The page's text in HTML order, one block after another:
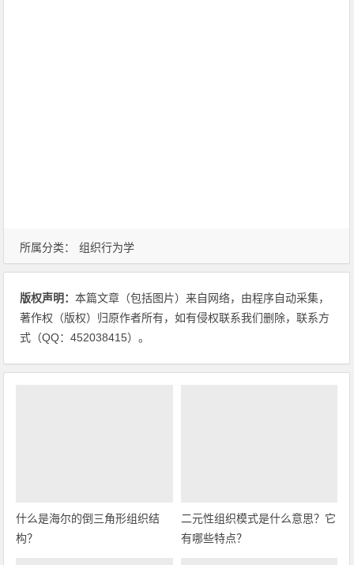
所属分类： 组织行为学
版权声明：本篇文章（包括图片）来自网络，由程序自动采集，
著作权（版权）归原作者所有，如有侵权联系我们删除，联系方
式（QQ：452038415）。
什么是海尔的倒三角形组织结
构？
二元性组织模式是什么意思？它
有哪些特点？